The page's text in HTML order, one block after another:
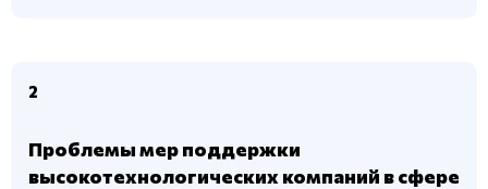
2
Проблемы мер поддержки
высокотехнологических компаний в сфере